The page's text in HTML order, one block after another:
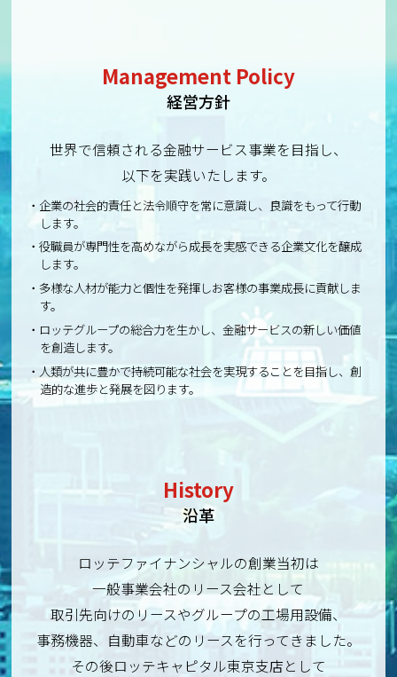
Management Policy
経営方針
世界で信頼される金融サービス事業を目指し、
以下を実践いたします。
企業の社会的責任と法令順守を常に意識し、良識をもって行動
します。
役職員が専門性を高めながら成長を実感できる企業文化を醸成
します。
多様な人材が能力と個性を発揮しお客様の事業成長に貢献しま
す。
ロッテグループの総合力を生かし、金融サービスの新しい価値
を創造します。
人類が共に豊かで持続可能な社会を実現することを目指し、創
造的な進歩と発展を図ります。
History
沿革
ロッテファイナンシャルの創業当初は
一般事業会社のリース会社として
取引先向けのリースやグループの工場用設備、
事務機器、自動車などのリースを行ってきました。
その後ロッテキャピタル東京支店として